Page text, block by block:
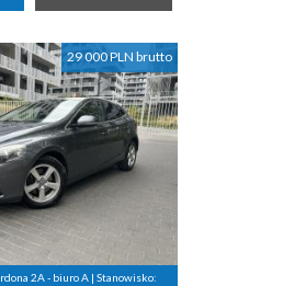
29 000 PLN brutto
2A - biuro A | Stanowisko: